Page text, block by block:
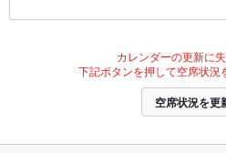
カレンダーの更新に失
下記ボタンを押して空席状況
空席状況を更